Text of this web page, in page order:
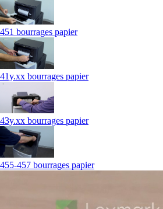
451 bourrages papier
41y.xx bourrages papier
43y.xx bourrages papier
455-457 bourrages papier